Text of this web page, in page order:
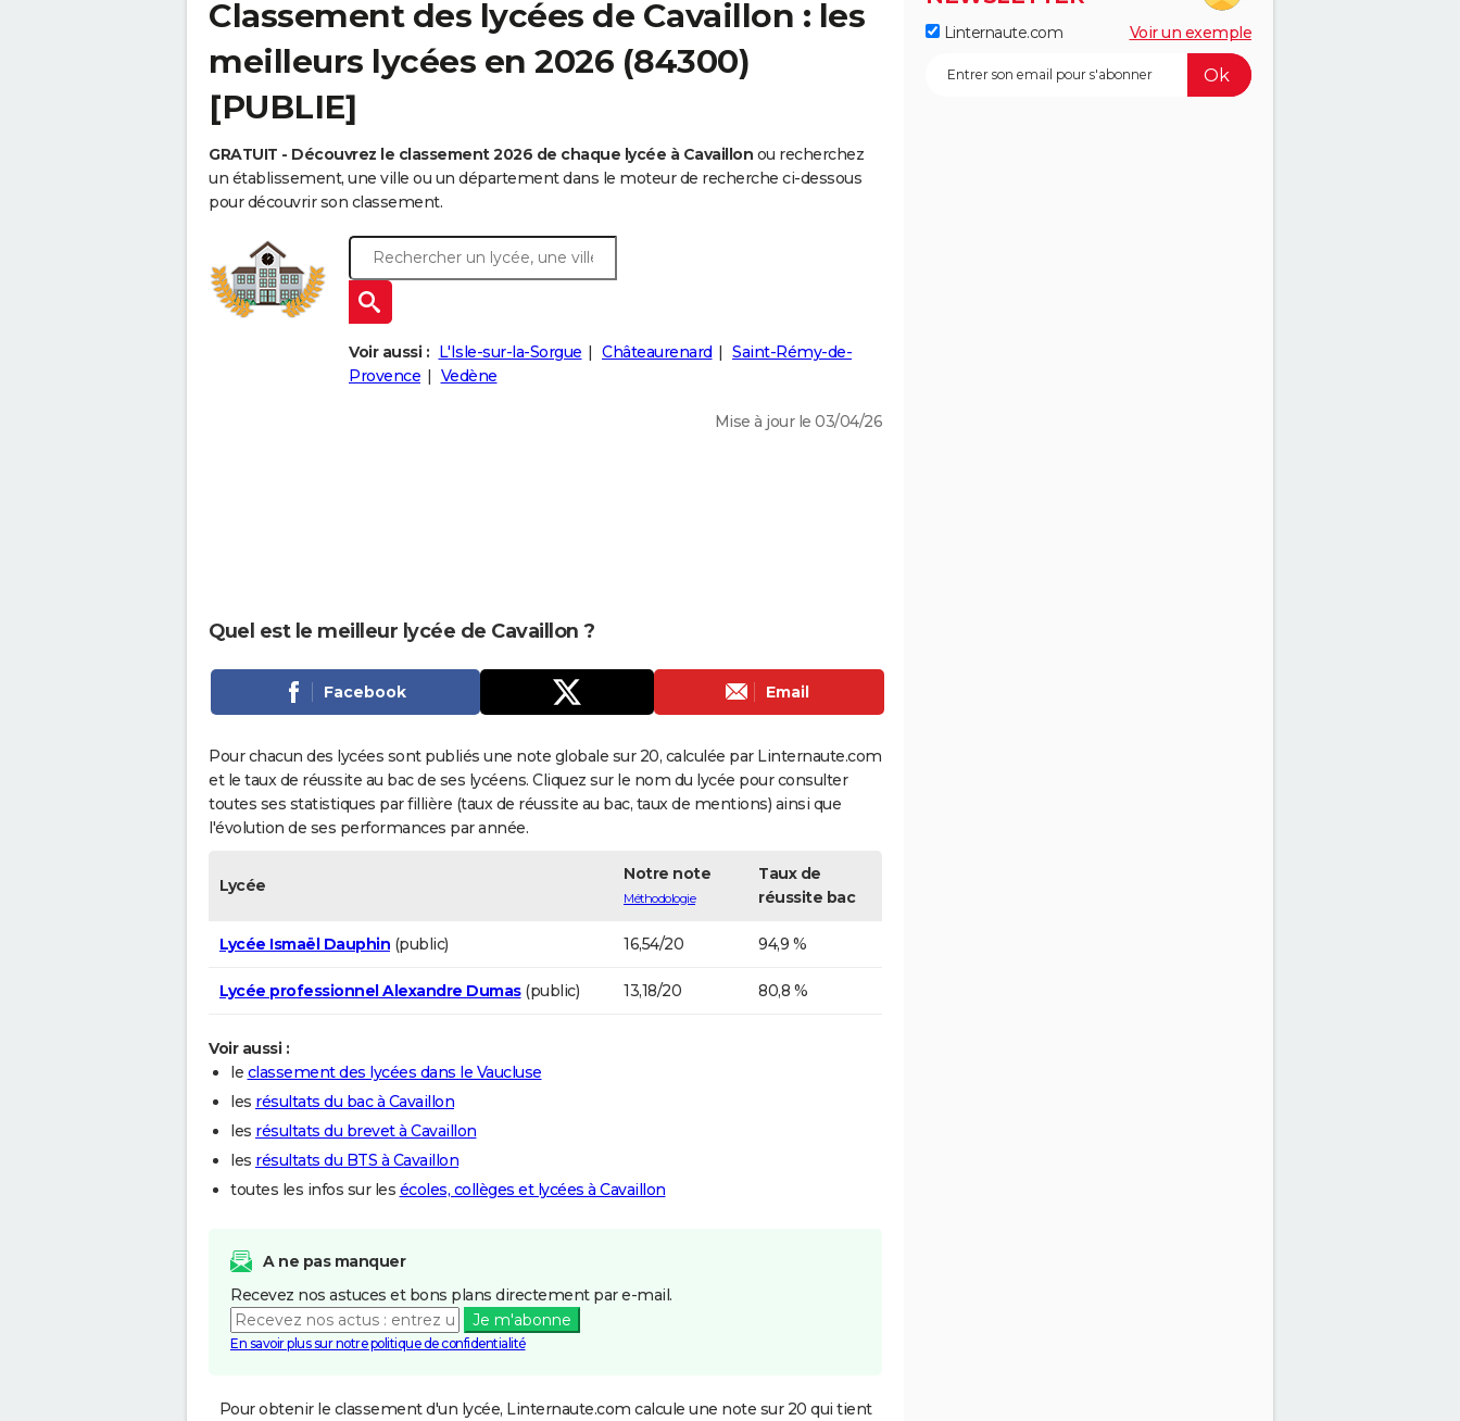
Classement des lycées de Cavaillon : les
meilleurs lycées en 2026 (84300)
[PUBLIE]
GRATUIT - Découvrez le classement 2026 de chaque lycée à Cavaillon ou recherchez
un établissement, une ville ou un département dans le moteur de recherche ci-dessous
pour découvrir son classement.
Voir aussi : L'Isle-sur-la-Sorgue Châteaurenard
Saint-Rémy-de-
Provence
Vedène
Mise à jour le 03/04/26
Quel est le meilleur lycée de Cavaillon ?
Facebook Email
Pour chacun des lycées sont publiés une note globale sur 20, calculée par Linternaute.com
et le taux de réussite au bac de ses lycéens. Cliquez sur le nom du lycée pour consulter
toutes ses statistiques par fillière (taux de réussite au bac, taux de mentions) ainsi que
l'évolution de ses performances par année.
Lycée
Notre note
Méthodologie
Taux de
réussite bac
Lycée Ismaël Dauphin (public) 16,54/20 94,9 %
Lycée professionnel Alexandre Dumas(public) 13,18/20 80,8 %
Voir aussi :
le classement des lycées dans le Vaucluse
les résultats du bac à Cavaillon
les résultats du brevet à Cavaillon
les résultats du BTS à Cavaillon
toutes les infos sur les écoles, collèges et lycées à Cavaillon
A ne pas manquer
Recevez nos astuces et bons plans directement par e-mail.
Je m'abonne
En savoir plus sur notre politique de confidentialité
Pour obtenir le classement d'un lycée, Linternaute.com calcule une note sur 20 qui tient
Linternaute.com Voir un exemple